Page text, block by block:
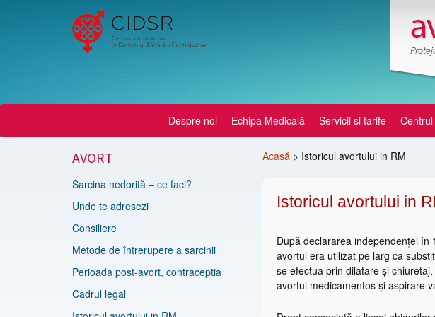
Despre noi Echipa Medicală Servicii si tarife
Acasă > Istoricul avortului in RM
Istoricul avortului in
După declararea independenței în
avortul era utilizat pe larg ca
se efectua prin dilatare și
avortul medicamentos și aspirare
AVORT
Sarcina nedorită – ce faci?
Unde te adresezi
Consiliere
Metode de întrerupere a sarcinii
Perioada post-avort, contraceptia
Cadrul legal